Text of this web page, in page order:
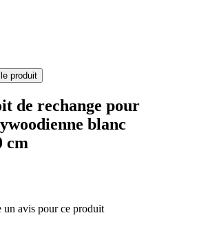
produit
de rechange pour
blanc
cm
un avis pour ce produit